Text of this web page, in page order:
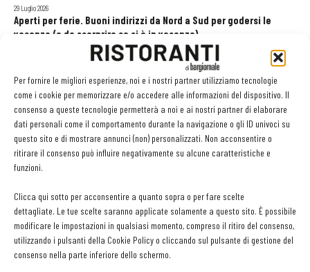
Per fornire le migliori esperienze, noi e i nostri partner utilizziamo tecnologie
come i cookie per memorizzare e/o accedere alle informazioni del dispositivo. Il
consenso a queste tecnologie permetterà a noi e ai nostri partner di elaborare
dati personali come il comportamento durante la navigazione o gli ID univoci su
questo sito e di mostrare annunci (non) personalizzati. Non acconsentire o
ritirare il consenso può influire negativamente su alcune caratteristiche e
funzioni.
Clicca qui sotto per acconsentire a quanto sopra o per fare scelte
dettagliate. Le tue scelte saranno applicate solamente a questo sito. È possibile
modificare le impostazioni in qualsiasi momento, compreso il ritiro del consenso,
utilizzando i pulsanti della Cookie Policy o cliccando sul pulsante di gestione del
consenso nella parte inferiore dello schermo.
29 Luglio 2026
Aperti per ferie. Buoni indirizzi da Nord a Sud per godersi le
vacanze (o da scorprire se si è in vacanza)
Pos, compagni di gestione. Le ultime soluzioni delle aziende
8 Luglio 2026
EDICOLA WEB